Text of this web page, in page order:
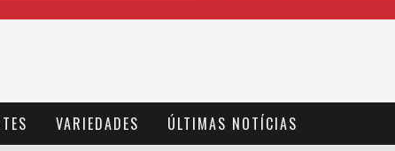
VARIEDADES ÚLTIMAS NOTÍCIAS